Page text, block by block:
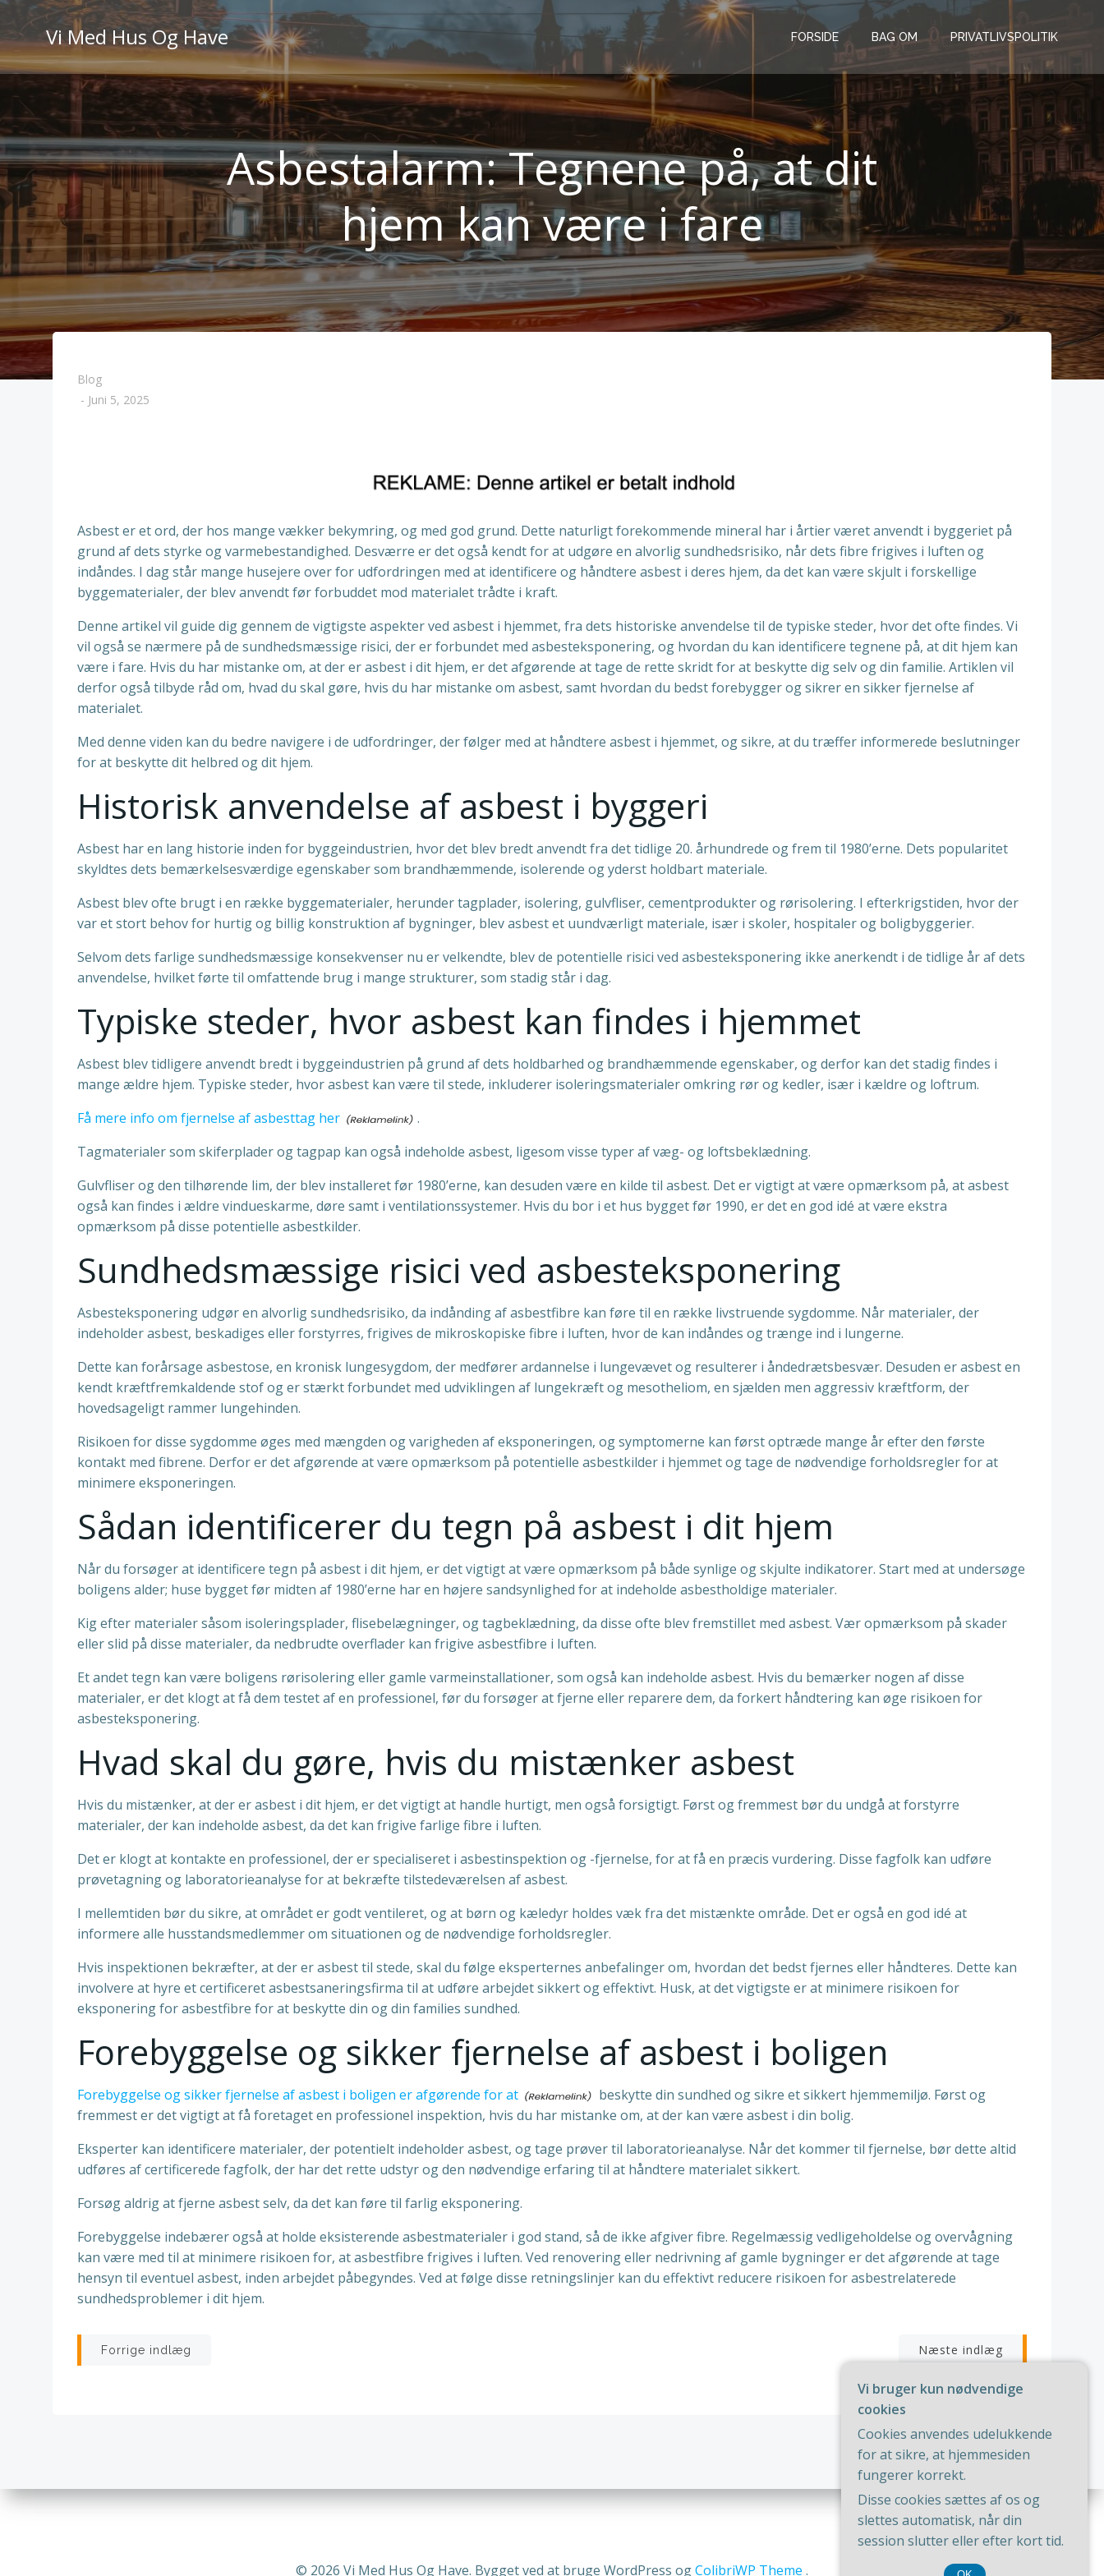
Videre
indholdVi Med Hus Og Have FORSIDE BAG OM PRIVATLIVSPOLITIK
Asbestalarm: Tegnene på, at dit
hjem kan være i fare
Blog
- Juni 5, 2025
Asbest er et ord, der hos mange vækker bekymring, og med god grund. Dette naturligt forekommende mineral har i årtier været anvendt i byggeriet på
grund af dets styrke og varmebestandighed. Desværre er det også kendt for at udgøre en alvorlig sundhedsrisiko, når dets fibre frigives i luften og
indåndes. I dag står mange husejere over for udfordringen med at identificere og håndtere asbest i deres hjem, da det kan være skjult i forskellige
byggematerialer, der blev anvendt før forbuddet mod materialet trådte i kraft.
Denne artikel vil guide dig gennem de vigtigste aspekter ved asbest i hjemmet, fra dets historiske anvendelse til de typiske steder, hvor det ofte findes. Vi
vil også se nærmere på de sundhedsmæssige risici, der er forbundet med asbesteksponering, og hvordan du kan identificere tegnene på, at dit hjem kan
være i fare. Hvis du har mistanke om, at der er asbest i dit hjem, er det afgørende at tage de rette skridt for at beskytte dig selv og din familie. Artiklen vil
derfor også tilbyde råd om, hvad du skal gøre, hvis du har mistanke om asbest, samt hvordan du bedst forebygger og sikrer en sikker fjernelse af
materialet.
Med denne viden kan du bedre navigere i de udfordringer, der følger med at håndtere asbest i hjemmet, og sikre, at du træffer informerede beslutninger
for at beskytte dit helbred og dit hjem.
Historisk anvendelse af asbest i byggeri
Asbest har en lang historie inden for byggeindustrien, hvor det blev bredt anvendt fra det tidlige 20. århundrede og frem til 1980’erne. Dets popularitet
skyldtes dets bemærkelsesværdige egenskaber som brandhæmmende, isolerende og yderst holdbart materiale.
Asbest blev ofte brugt i en række byggematerialer, herunder tagplader, isolering, gulvfliser, cementprodukter og rørisolering. I efterkrigstiden, hvor der
var et stort behov for hurtig og billig konstruktion af bygninger, blev asbest et uundværligt materiale, især i skoler, hospitaler og boligbyggerier.
Selvom dets farlige sundhedsmæssige konsekvenser nu er velkendte, blev de potentielle risici ved asbesteksponering ikke anerkendt i de tidlige år af dets
anvendelse, hvilket førte til omfattende brug i mange strukturer, som stadig står i dag.
Typiske steder, hvor asbest kan findes i hjemmet
Asbest blev tidligere anvendt bredt i byggeindustrien på grund af dets holdbarhed og brandhæmmende egenskaber, og derfor kan det stadig findes i
mange ældre hjem. Typiske steder, hvor asbest kan være til stede, inkluderer isoleringsmaterialer omkring rør og kedler, især i kældre og loftrum.
Få mere info om fjernelse af asbesttag her
.
Tagmaterialer som skiferplader og tagpap kan også indeholde asbest, ligesom visse typer af væg- og loftsbeklædning.
Gulvfliser og den tilhørende lim, der blev installeret før 1980’erne, kan desuden være en kilde til asbest. Det er vigtigt at være opmærksom på, at asbest
også kan findes i ældre vindueskarme, døre samt i ventilationssystemer. Hvis du bor i et hus bygget før 1990, er det en god idé at være ekstra
opmærksom på disse potentielle asbestkilder.
Sundhedsmæssige risici ved asbesteksponering
Asbesteksponering udgør en alvorlig sundhedsrisiko, da indånding af asbestfibre kan føre til en række livstruende sygdomme. Når materialer, der
indeholder asbest, beskadiges eller forstyrres, frigives de mikroskopiske fibre i luften, hvor de kan indåndes og trænge ind i lungerne.
Dette kan forårsage asbestose, en kronisk lungesygdom, der medfører ardannelse i lungevævet og resulterer i åndedrætsbesvær. Desuden er asbest en
kendt kræftfremkaldende stof og er stærkt forbundet med udviklingen af lungekræft og mesotheliom, en sjælden men aggressiv kræftform, der
hovedsageligt rammer lungehinden.
Risikoen for disse sygdomme øges med mængden og varigheden af eksponeringen, og symptomerne kan først optræde mange år efter den første
kontakt med fibrene. Derfor er det afgørende at være opmærksom på potentielle asbestkilder i hjemmet og tage de nødvendige forholdsregler for at
minimere eksponeringen.
Sådan identificerer du tegn på asbest i dit hjem
Når du forsøger at identificere tegn på asbest i dit hjem, er det vigtigt at være opmærksom på både synlige og skjulte indikatorer. Start med at undersøge
boligens alder; huse bygget før midten af 1980’erne har en højere sandsynlighed for at indeholde asbestholdige materialer.
Kig efter materialer såsom isoleringsplader, flisebelægninger, og tagbeklædning, da disse ofte blev fremstillet med asbest. Vær opmærksom på skader
eller slid på disse materialer, da nedbrudte overflader kan frigive asbestfibre i luften.
Et andet tegn kan være boligens rørisolering eller gamle varmeinstallationer, som også kan indeholde asbest. Hvis du bemærker nogen af disse
materialer, er det klogt at få dem testet af en professionel, før du forsøger at fjerne eller reparere dem, da forkert håndtering kan øge risikoen for
asbesteksponering.
Hvad skal du gøre, hvis du mistænker asbest
Hvis du mistænker, at der er asbest i dit hjem, er det vigtigt at handle hurtigt, men også forsigtigt. Først og fremmest bør du undgå at forstyrre
materialer, der kan indeholde asbest, da det kan frigive farlige fibre i luften.
Det er klogt at kontakte en professionel, der er specialiseret i asbestinspektion og -fjernelse, for at få en præcis vurdering. Disse fagfolk kan udføre
prøvetagning og laboratorieanalyse for at bekræfte tilstedeværelsen af asbest.
I mellemtiden bør du sikre, at området er godt ventileret, og at børn og kæledyr holdes væk fra det mistænkte område. Det er også en god idé at
informere alle husstandsmedlemmer om situationen og de nødvendige forholdsregler.
Hvis inspektionen bekræfter, at der er asbest til stede, skal du følge eksperternes anbefalinger om, hvordan det bedst fjernes eller håndteres. Dette kan
involvere at hyre et certificeret asbestsaneringsfirma til at udføre arbejdet sikkert og effektivt. Husk, at det vigtigste er at minimere risikoen for
eksponering for asbestfibre for at beskytte din og din families sundhed.
Forebyggelse og sikker fjernelse af asbest i boligen
Forebyggelse og sikker fjernelse af asbest i boligen er afgørende for at
beskytte din sundhed og sikre et sikkert hjemmemiljø. Først og
fremmest er det vigtigt at få foretaget en professionel inspektion, hvis du har mistanke om, at der kan være asbest i din bolig.
Eksperter kan identificere materialer, der potentielt indeholder asbest, og tage prøver til laboratorieanalyse. Når det kommer til fjernelse, bør dette altid
udføres af certificerede fagfolk, der har det rette udstyr og den nødvendige erfaring til at håndtere materialet sikkert.
Forsøg aldrig at fjerne asbest selv, da det kan føre til farlig eksponering.
Forebyggelse indebærer også at holde eksisterende asbestmaterialer i god stand, så de ikke afgiver fibre. Regelmæssig vedligeholdelse og overvågning
kan være med til at minimere risikoen for, at asbestfibre frigives i luften. Ved renovering eller nedrivning af gamle bygninger er det afgørende at tage
hensyn til eventuel asbest, inden arbejdet påbegyndes. Ved at følge disse retningslinjer kan du effektivt reducere risikoen for asbestrelaterede
sundhedsproblemer i dit hjem.
Indlægsnavigation
Forrige indlæg Indlægsnavigation Næste indlæg
© 2026 Vi Med Hus Og Have. Bygget ved at bruge WordPress ogColibriWP Theme .
Vi bruger kun nødvendige
cookies
Cookies anvendes udelukkende
for at sikre, at hjemmesiden
fungerer korrekt.
Disse cookies sættes af os og
slettes automatisk, når din
session slutter eller efter kort tid.